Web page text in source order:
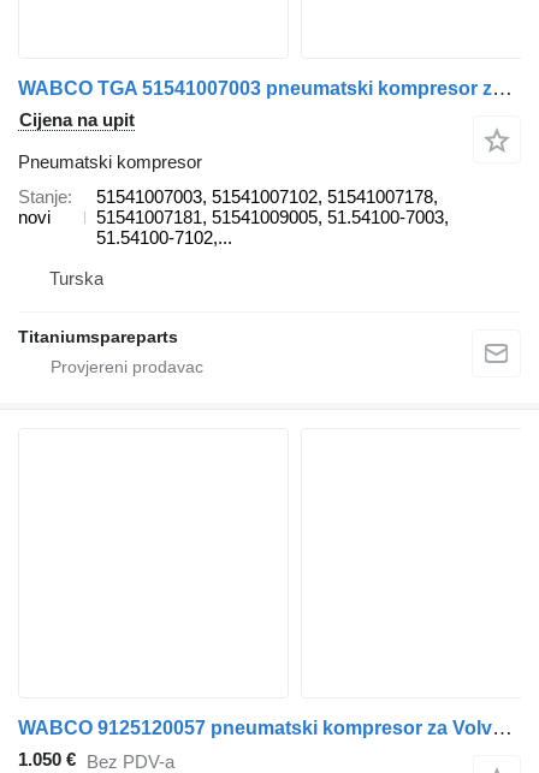
WABCO TGA 51541007003 pneumatski kompresor za MAN MAN TGA kamiona
Cijena na upit
Pneumatski kompresor
Stanje
novi
51541007003, 51541007102, 51541007178,
51541007181, 51541009005, 51.54100-7003,
51.54100-7102,...
Turska
Titaniumspareparts
WABCO 9125120057 pneumatski kompresor za Volvo kamiona
1.050 € Bez PDV-a